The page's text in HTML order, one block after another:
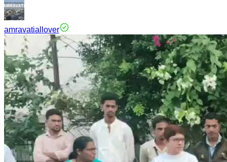
amravatiallover